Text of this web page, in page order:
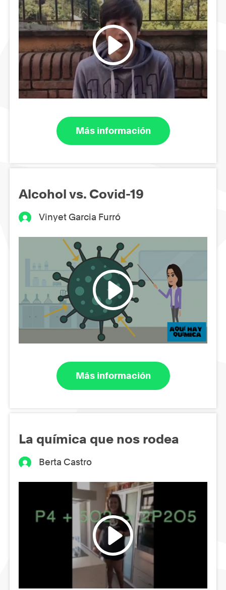
Más información
Alcohol vs. Covid-19
Vinyet Garcia Furró
Más información
La química que nos rodea
Berta Castro